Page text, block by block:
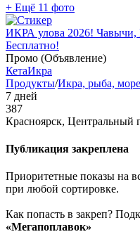
+ Ещё 11 фото
ИКРА улова 2026! Чавычи,
Бесплатно!
Промо (Объявление)
КетаИкра
Продукты/Икра, рыба,
7 дней
387
Красноярск, Центральный
Публикация закреплена
Приоритетные показы на
при любой сортировке.
Как попасть в закреп?
«Мегапоплавок»